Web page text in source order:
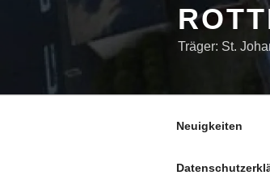
Träger: St.
Neuigkeiten